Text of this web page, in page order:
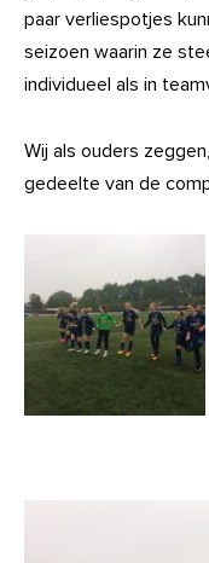
paar verliespotjes
seizoen waarin ze
individueel als in
Wij als ouders
gedeelte van de